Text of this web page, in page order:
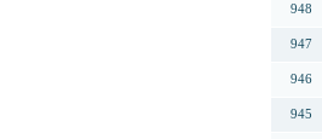
948
947
946
945